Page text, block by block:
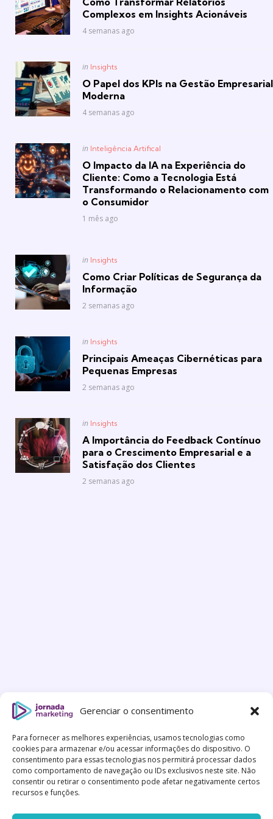
Gerenciar o consentimento
Para fornecer as melhores experiências, usamos tecnologias como
cookies para armazenar e/ou acessar informações do dispositivo. O
consentimento para essas tecnologias nos permitirá processar dados
como comportamento de navegação ou IDs exclusivos neste site. Não
consentir ou retirar o consentimento pode afetar negativamente certos
recursos e funções.
Complexos em Insights Acionáveis
4 semanas ago
Posted
in Insights
O Papel dos KPIs na Gestão Empresarial
Moderna
4 semanas ago
Posted
in Inteligência Artifical
O Impacto da IA na Experiência do
Cliente: Como a Tecnologia Está
Transformando o Relacionamento com
o Consumidor
1 mês ago
Posted
in Insights
Como Criar Políticas de Segurança da
Informação
2 semanas ago
Posted
in Insights
Principais Ameaças Cibernéticas para
Pequenas Empresas
2 semanas ago
Posted
in Insights
A Importância do Feedback Contínuo
para o Crescimento Empresarial e a
Satisfação dos Clientes
2 semanas ago